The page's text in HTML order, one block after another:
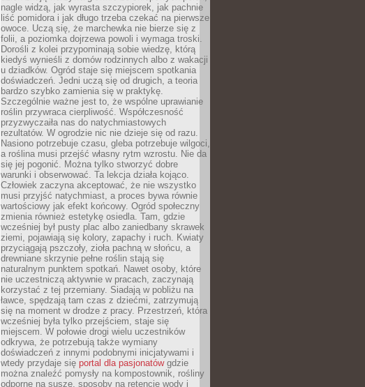
nagle widzą, jak wyrasta szczypiorek, jak pachnie
liść pomidora i jak długo trzeba czekać na pierwsze
owoce. Uczą się, że marchewka nie bierze się z
folii, a poziomka dojrzewa powoli i wymaga troski.
Dorośli z kolei przypominają sobie wiedzę, którą
kiedyś wynieśli z domów rodzinnych albo z wakacji
u dziadków. Ogród staje się miejscem spotkania
doświadczeń. Jedni uczą się od drugich, a teoria
bardzo szybko zamienia się w praktykę.
Szczególnie ważne jest to, że wspólne uprawianie
roślin przywraca cierpliwość. Współczesność
przyzwyczaiła nas do natychmiastowych
rezultatów. W ogrodzie nic nie dzieje się od razu.
Nasiono potrzebuje czasu, gleba potrzebuje wilgoci,
a roślina musi przejść własny rytm wzrostu. Nie da
się jej pogonić. Można tylko stworzyć dobre
warunki i obserwować. Ta lekcja działa kojąco.
Człowiek zaczyna akceptować, że nie wszystko
musi przyjść natychmiast, a proces bywa równie
wartościowy jak efekt końcowy. Ogród społeczny
zmienia również estetykę osiedla. Tam, gdzie
wcześniej był pusty plac albo zaniedbany skrawek
ziemi, pojawiają się kolory, zapachy i ruch. Kwiaty
przyciągają pszczoły, zioła pachną w słońcu, a
drewniane skrzynie pełne roślin stają się
naturalnym punktem spotkań. Nawet osoby, które
nie uczestniczą aktywnie w pracach, zaczynają
korzystać z tej przemiany. Siadają w pobliżu na
ławce, spędzają tam czas z dziećmi, zatrzymują
się na moment w drodze z pracy. Przestrzeń, która
wcześniej była tylko przejściem, staje się
miejscem. W połowie drogi wielu uczestników
odkrywa, że potrzebują także wymiany
doświadczeń z innymi podobnymi inicjatywami i
wtedy przydaje się portal dla pasjonatówgdzie
można znaleźć pomysły na kompostownik, rośliny
odporne na suszę, sposoby na retencję wody i